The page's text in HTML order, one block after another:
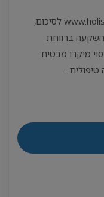
ס איפה ניתן לרכוש סדיני כיסוי ? www.holistiy.co.il לסיכום,
ברווחת
מבטיח